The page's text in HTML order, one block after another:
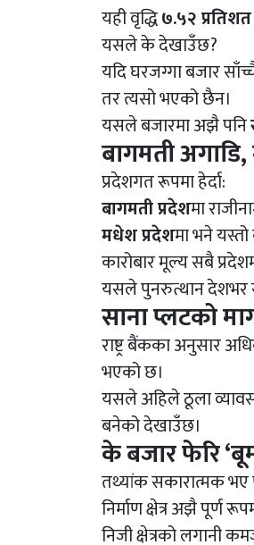
यही वृद्धि७.५२ प्रतिशत
यसले के देखाउँछ?
यदि घरजग्गा बजार
तर त्यसो भएको छैन।
यसले बजारमा अझै पनि
बागमती
प्रदेशगत रूपमा हेर्दा:
बागमती प्रदेशमा
मधेश प्रदेशमा भने यस्तो
कारोबार मूल्य सबै
यसले पुनरुत्थान देशभर
साना प्लटको
राष्ट्र बैंकका अनुसार
भएको छ।
यसले अहिले ठूला
बनेको देखाउँछ।
के बजार फेरि
तथ्यांक सकारात्मक भए
निर्माण क्षेत्र अझै पूर्ण
निजी क्षेत्रको लगानी